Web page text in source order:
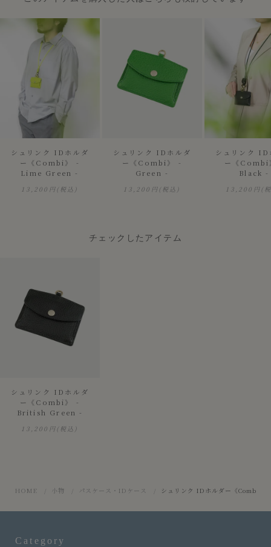
シュリンク IDホルダ
ー《Combi》 -
Lime Green -
13,200円(税込)
シュリンク IDホルダ
ー《Combi》 -
Green -
13,200円(税込)
シュリンク ID
ー《
Black -
13,200円(
チェックしたアイテム
シュリンク IDホルダ
ー《Combi》 -
British Green -
13,200円(税込)
HOME 小物 パスケース・IDケース シュリンク IDホルダー《Combi
Category